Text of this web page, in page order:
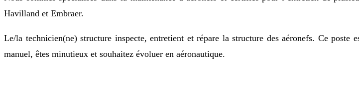
Havilland et Embraer.
Le/la technicien(ne) structure inspecte, entretient et répare la structure des aéronefs. Ce
manuel, êtes minutieux et souhaitez évoluer en aéronautique.